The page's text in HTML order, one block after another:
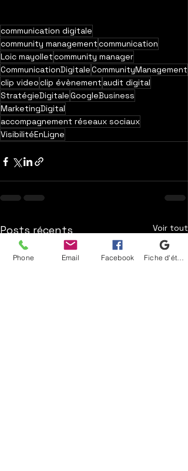
communication digitale
community managementcommunication
Loic mayolletcommunity manager
CommunicationDigitaleCommunityManagement
clip videoclip évènementaudit digital
StratégieDigitaleGoogleBusiness
MarketingDigital
accompagnement réseaux sociaux
VisibilitéEnLigne
Posts récents Voir tout
Phone Email Facebook